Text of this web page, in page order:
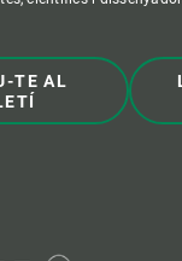
TE AL